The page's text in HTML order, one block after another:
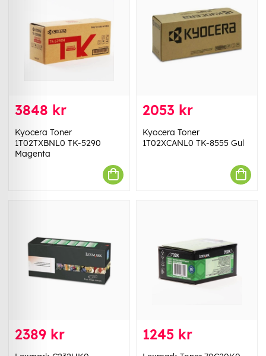
3848 kr
Kyocera Toner
1T02TXBNL0 TK-5290
Magenta
2053 kr
Kyocera Toner
1T02XCANL0 TK-8555 Gul
2389 kr 1245 kr